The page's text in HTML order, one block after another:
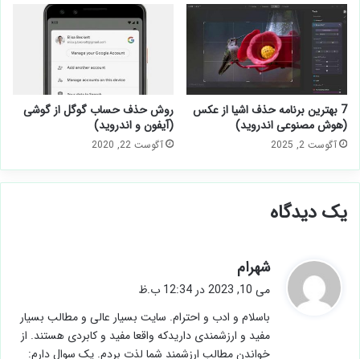
7 بهترین برنامه حذف اشیا از عکس
(هوش مصنوعی اندروید)
آگوست 2, 2025
روش حذف حساب گوگل از گوشی
(آیفون و اندروید)
آگوست 22, 2020
یک دیدگاه
شهرام
ف
:
می 10, 2023 در 12:34 ب.ظ
باسلام و ادب و احترام. سایت بسیار عالی و مطالب بسیار
مفید و ارزشمندی داریدکه واقعا مفید و کابردی هستند. از
خواندن مطالب ارزشمند شما لذت بردم. یک سوال دارم: